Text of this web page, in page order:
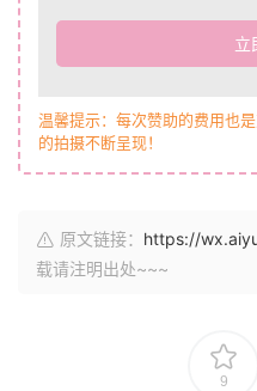
立
温馨提示：每次赞助的费用也
的拍摄不断呈现！
原文链接： https://
载请注明出处~~~
9